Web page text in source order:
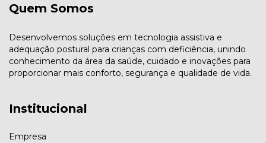
Quem Somos
Desenvolvemos soluções em tecnologia assistiva e
adequação postural para crianças com deficiência, unindo
conhecimento da área da saúde, cuidado e inovações para
proporcionar mais conforto, segurança e qualidade de vida.
Institucional
Empresa